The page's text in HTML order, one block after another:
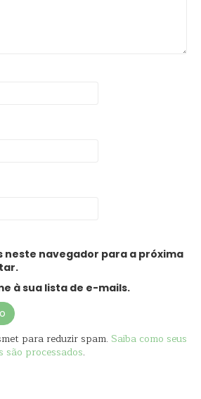
neste navegador para a próxima
à sua lista de e-mails.
para reduzir spam. Saiba como seus
são processados.